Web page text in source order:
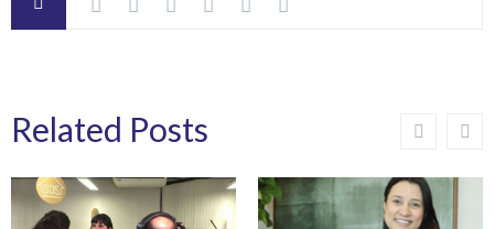
Related Posts